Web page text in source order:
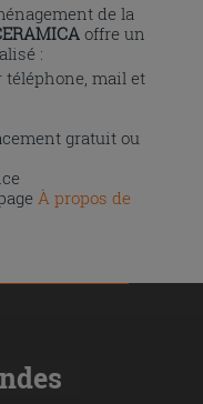
de la
offre un
:
téléphone, mail et
gratuit ou
À propos de